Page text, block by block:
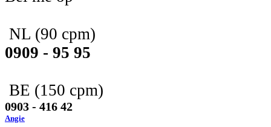
NL (90 cpm)
0909 - 95 95
BE (150 cpm)
0903 - 416 42
Angie